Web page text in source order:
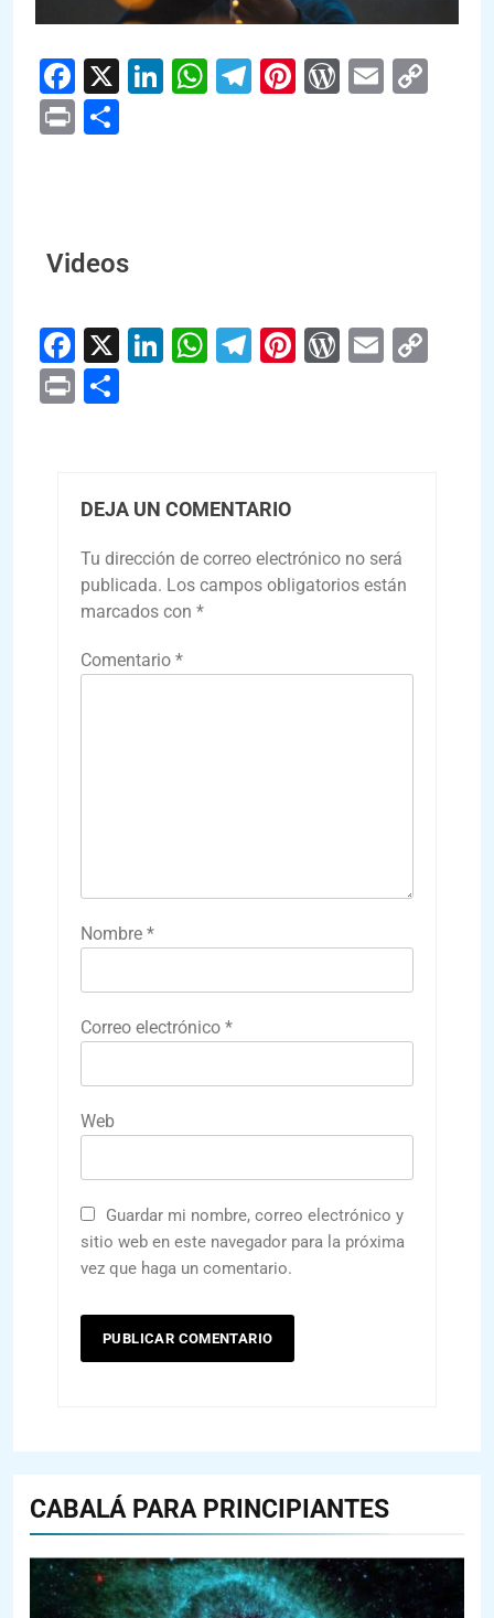
CABALÁ PARA PRINCIPIANTES
Facebook
X LinkedIn
WhatsApp
Telegram
Pinterest
Email
Print
Videos
Facebook
X LinkedIn
WhatsApp
Telegram
Pinterest
Email
Print
DEJA UN COMENTARIO
Tu dirección de correo electrónico no será
publicada. Los campos obligatorios están
marcados con *
Comentario *
Nombre *
Correo electrónico *
Web
Guardar mi nombre, correo electrónico y
sitio web en este navegador para la próxima
vez que haga un comentario.